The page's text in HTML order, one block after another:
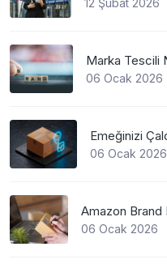
06 Ocak 2026
06 Ocak 2026
06 Ocak 2026